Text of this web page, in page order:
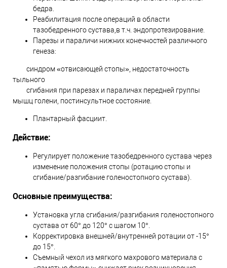
бедра.
Реабилитация после операций в области
тазобедренного сустава,в т.ч. эндопротезирование.
Парезы и параличи нижних конечностей различного
генеза:
синдром «отвисающей стопы», недостаточность
тыльного
сгибания при парезах и параличах передней группы
мышц голени, постинсультное состояние.
Плантарный фасциит.
Действие:
Регулирует положение тазобедренного сустава через
изменение положения стопы (ротацию стопы и
сгибание/разгибание голеностопного сустава).
Основные преимущества:
Установка угла сгибания/разгибания голеностопного
сустава от 60° до 120° с шагом 10°.
Корректировка внешней/внутренней ротации от -15°
до 15°.
Съемный чехол из мягкого махрового материала с